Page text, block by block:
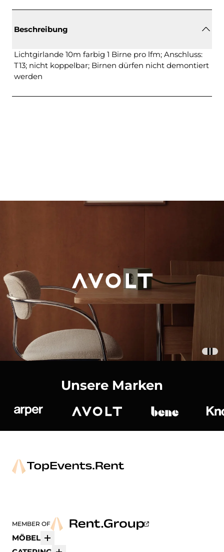
Beschreibung
Lichtgirlande 10m farbig 1 Birne pro lfm; Anschluss:
T13; nicht koppelbar; Birnen dürfen nicht demontiert
werden
Unsere Marken
MEMBER OF
MÖBEL